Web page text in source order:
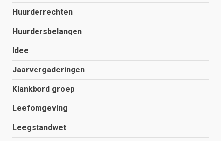
Huurderrechten
Huurdersbelangen
Idee
Jaarvergaderingen
Klankbord groep
Leefomgeving
Leegstandwet